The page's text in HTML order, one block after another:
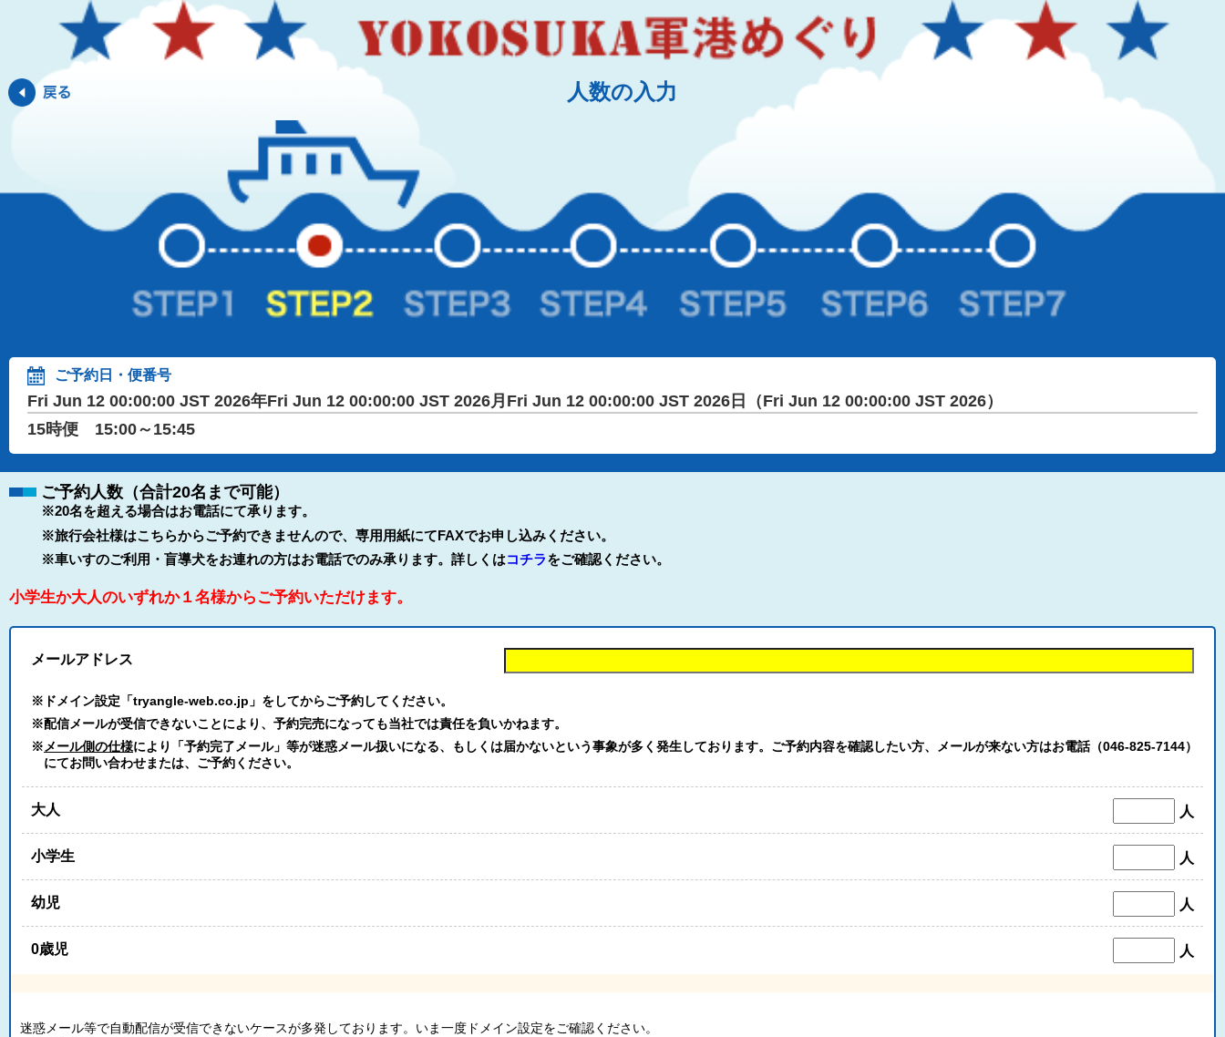
人数の入力
ご予約日・便番号
Fri Jun 12 00:00:00 JST 2026年Fri Jun 12 00:00:00 JST 2026月Fri Jun 12 00:00:00 JST 2026日（Fri Jun 12 00:00:00 JST 2026）
15時便 15:00～15:45
ご予約人数（合計20名まで可能）
※20名を超える場合はお電話にて承ります。
※旅行会社様はこちらからご予約できませんので、専用用紙にてFAXでお申し込みください。
※車いすのご利用・盲導犬をお連れの方はお電話でのみ承ります。詳しくはコチラをご確認ください。
小学生か大人のいずれか１名様からご予約いただけます。
メールアドレス
※ドメイン設定「tryangle-web.co.jp」をしてからご予約してください。
※配信メールが受信できないことにより、予約完売になっても当社では責任を負いかねます。
※ メール側の仕様により「予約完了メール」等が迷惑メール扱いになる、もしくは届かないという事象が多く発生しております。ご予約内容を確認したい方、メールが来ない方はお電話（046-825-7144）
にてお問い合わせまたは、ご予約ください。
大人 人
小学生 人
幼児 人
0歳児 人
迷惑メール等で自動配信が受信できないケースが多発しております。いま一度ドメイン設定をご確認ください。